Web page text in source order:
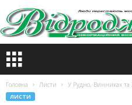
Головна Листи У Рудно, Винниках та
ЛИСТИ